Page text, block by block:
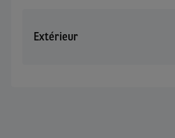
Extérieur